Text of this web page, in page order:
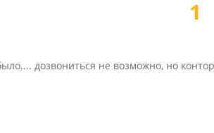
1
дозвониться не возможно, но